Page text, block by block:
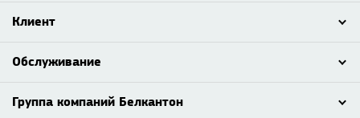
Клиент
Обслуживание
Группа компаний Белкантон